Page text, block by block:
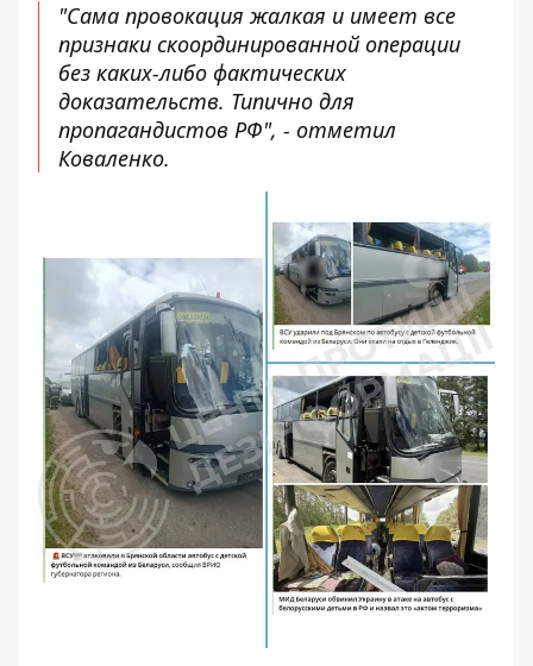
"Сама провокация жалкая и имеет все
признаки скоординированной операции
без каких-либо фактических
доказательств. Типично для
пропагандистов РФ", - отметил
Коваленко.